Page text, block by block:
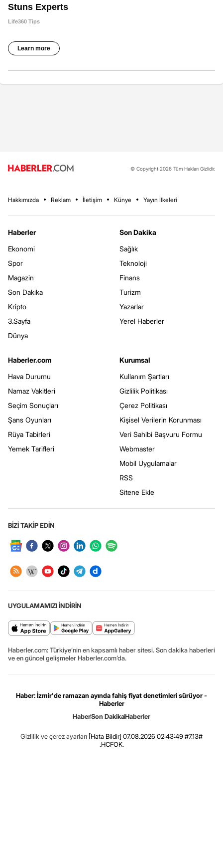
© Copyright 2026 Tüm Hakları Gizlidir.
Hakkımızda Reklam İletişim Künye Yayın İlkeleri
Haberler
Ekonomi
Spor
Magazin
Son Dakika
Kripto
3.Sayfa
Dünya
Son Dakika
Sağlık
Teknoloji
Finans
Turizm
Yazarlar
Yerel Haberler
Haberler.com
Hava Durumu
Namaz Vakitleri
Seçim Sonuçları
Şans Oyunları
Rüya Tabirleri
Yemek Tarifleri
Kurumsal
Kullanım Şartları
Gizlilik Politikası
Çerez Politikası
Kişisel Verilerin Korunması
Veri Sahibi Başvuru Formu
Webmaster
Mobil Uygulamalar
RSS
Sitene Ekle
BİZİ TAKİP EDİN
UYGULAMAMIZI İNDİRİN
Haberler.com: Türkiye’nin en kapsamlı haber sitesi. Son dakika haberleri
ve en güncel gelişmeler Haberler.com’da.
Haber: İzmir'de ramazan ayında fahiş fiyat denetimleri sürüyor -
Haberler
HaberSon DakikaHaberler
Gizlilik ve çerez ayarları [Hata Bildir] 07.08.2026 02:43:49 #7.13#
.HCFOK.